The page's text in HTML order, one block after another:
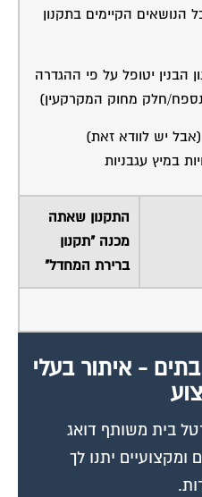
הנושאים הקיימים בתקנון
הבנין יטופל על פי ההגדרה
חלק מחוק המקרקעין)
יש לוודא זאת)
במיץ עגבניות
התקנון שאתה
מכנה "תקנון
ברירת המחדל"
- איתור בעלי
בית משותף דואג
ומקצועיים יתנו לך